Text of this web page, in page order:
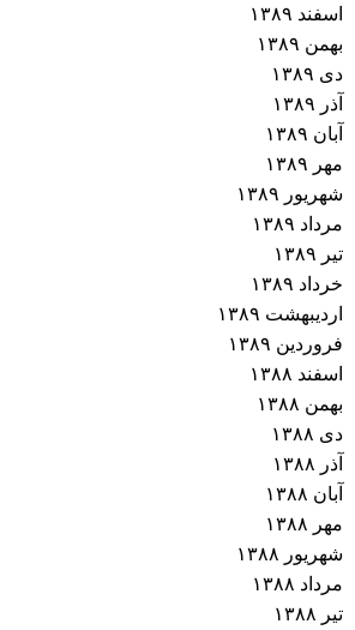
اسفند ۱۳۸۹
بهمن ۱۳۸۹
دی ۱۳۸۹
آذر ۱۳۸۹
آبان ۱۳۸۹
مهر ۱۳۸۹
شهریور ۱۳۸۹
مرداد ۱۳۸۹
تیر ۱۳۸۹
خرداد ۱۳۸۹
اردیبهشت ۱۳۸۹
فروردین ۱۳۸۹
اسفند ۱۳۸۸
بهمن ۱۳۸۸
دی ۱۳۸۸
آذر ۱۳۸۸
آبان ۱۳۸۸
مهر ۱۳۸۸
شهریور ۱۳۸۸
مرداد ۱۳۸۸
تیر ۱۳۸۸